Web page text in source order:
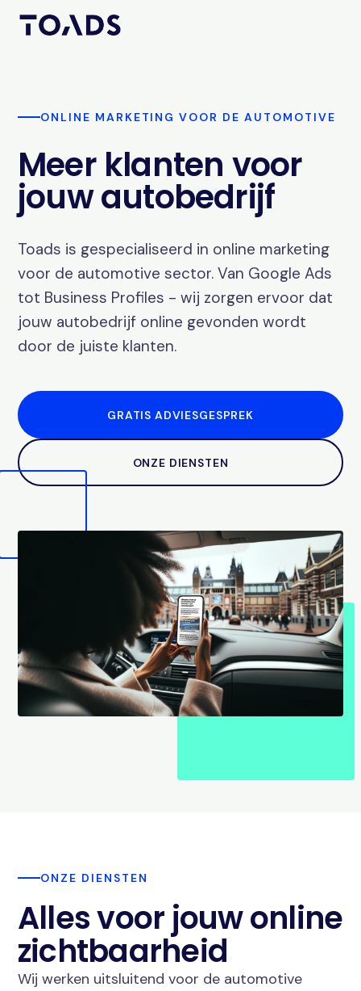
ONLINE MARKETING VOOR DE AUTOMOTIVE
Meer klanten voor
jouw autobedrijf
Toads is gespecialiseerd in online marketing
voor de automotive sector. Van Google Ads
tot Business Profiles - wij zorgen ervoor dat
jouw autobedrijf online gevonden wordt
door de juiste klanten.
GRATIS ADVIESGESPREK
ONZE DIENSTEN
ONZE DIENSTEN
Alles voor jouw online
zichtbaarheid
Wij werken uitsluitend voor de automotive